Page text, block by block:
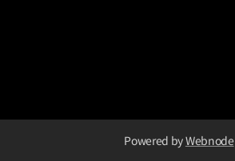
Powered byWebnode